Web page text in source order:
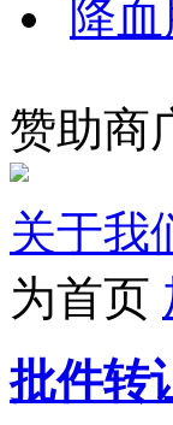
降
赞助商
关于我
为首页
批件转